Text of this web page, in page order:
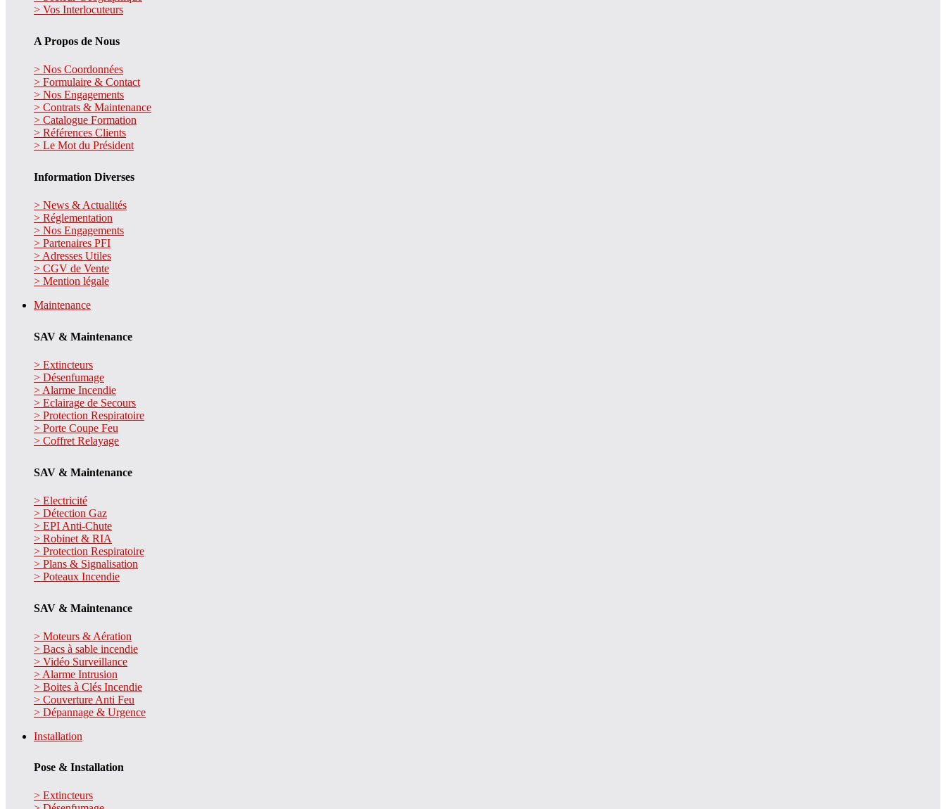
> Vos Interlocuteurs
A Propos de Nous
> Nos Coordonnées
> Formulaire & Contact
> Nos Engagements
> Contrats & Maintenance
> Catalogue Formation
> Références Clients
> Le Mot du Président
Information Diverses
> News & Actualités
> Réglementation
> Nos Engagements
> Partenaires PFI
> Adresses Utiles
> CGV de Vente
> Mention légale
Maintenance
SAV & Maintenance
> Extincteurs
> Désenfumage
> Alarme Incendie
> Eclairage de Secours
> Protection Respiratoire
> Porte Coupe Feu
> Coffret Relayage
SAV & Maintenance
> Electricité
> Détection Gaz
> EPI Anti-Chute
> Robinet & RIA
> Protection Respiratoire
> Plans & Signalisation
> Poteaux Incendie
SAV & Maintenance
> Moteurs & Aération
> Bacs à sable incendie
> Vidéo Surveillance
> Alarme Intrusion
> Boites à Clés Incendie
> Couverture Anti Feu
> Dépannage & Urgence
Installation
Pose & Installation
> Extincteurs